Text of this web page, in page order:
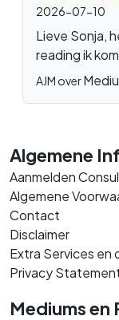
2026-07-10
Lieve Sonja,
reading ik
AJM over
Algemene
Aanmelden
Algemene
Contact
Disclaimer
Extra Services en
Privacy
Mediums en